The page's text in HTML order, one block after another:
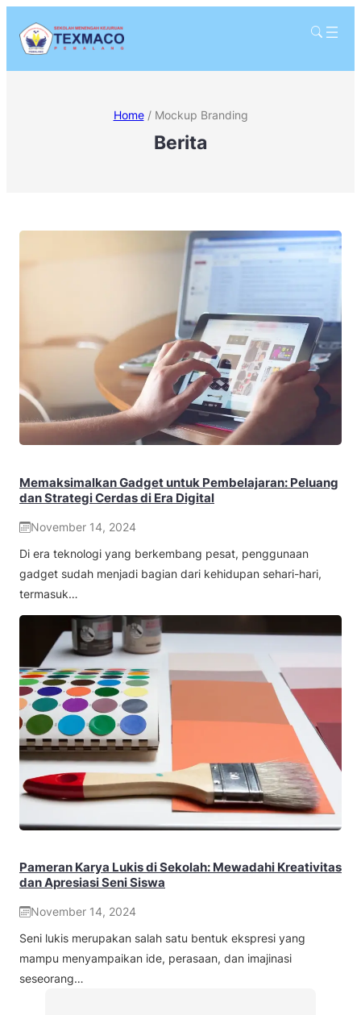
Home / Mockup Branding
Berita
Memaksimalkan Gadget untuk Pembelajaran: Peluang
dan Strategi Cerdas di Era Digital
November 14, 2024
Di era teknologi yang berkembang pesat, penggunaan
gadget sudah menjadi bagian dari kehidupan sehari-hari,
termasuk…
Pameran Karya Lukis di Sekolah: Mewadahi Kreativitas
dan Apresiasi Seni Siswa
November 14, 2024
Seni lukis merupakan salah satu bentuk ekspresi yang
mampu menyampaikan ide, perasaan, dan imajinasi
seseorang…